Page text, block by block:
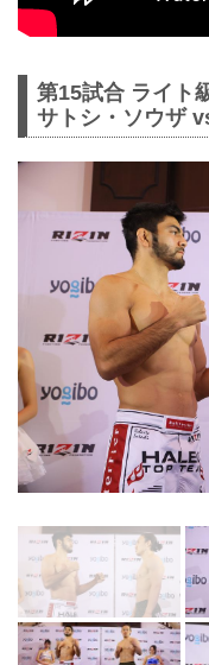
第15試合 ライト
サトシ・ソウザ